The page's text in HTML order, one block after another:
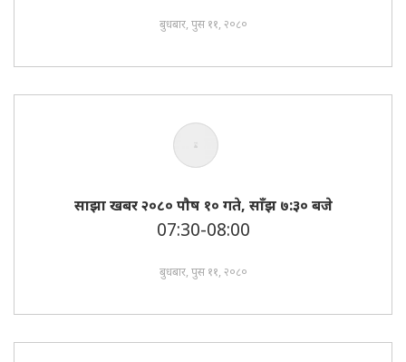
बुधबार, पुस ११, २०८०
साझा खबर २०८० पाैष १० गते, साँझ ७:३० बजे
07:30-08:00
बुधबार, पुस ११, २०८०